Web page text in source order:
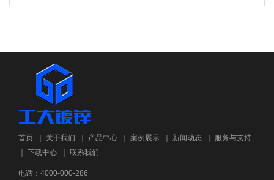
首页 关于我们 产品中心 案例展示 新闻动态
服务与支持
下载中心 联系我们
电话：4000-000-286